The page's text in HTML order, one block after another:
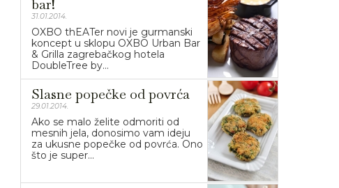
bar!
31.01.2014.
OXBO thEATer novi je gurmanski
koncept u sklopu OXBO Urban Bar
& Grilla zagrebačkog hotela
DoubleTree by...
Slasne popečke od povrća
29.01.2014.
Ako se malo želite odmoriti od
mesnih jela, donosimo vam ideju
za ukusne popečke od povrća. Ono
što je super...